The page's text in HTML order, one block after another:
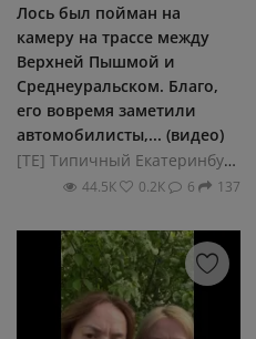
Лось был пойман на
камеру на трассе между
Верхней Пышмой и
Среднеуральском. Благо,
его вовремя заметили
автомобилисты,... (видео)
[ТЕ] Типичный Екатеринбург
44.5К 0.2К 6 137